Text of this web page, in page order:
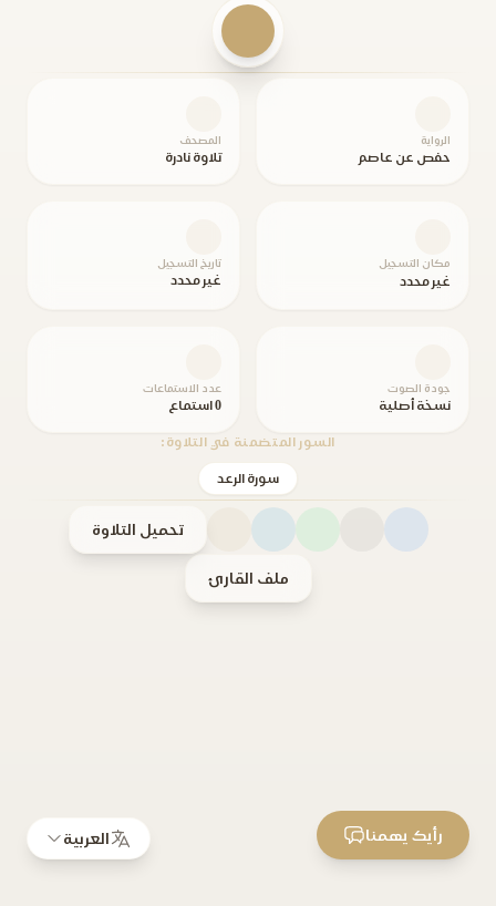
الرواية
حفص عن عاصم
المصحف
تلاوة نادرة
مكان التسجيل
غير محدد
تاريخ التسجيل
غير محدد
جودة الصوت
نسخة أصلية
عدد الاستماعات
0 استماع
السور المتضمنة في التلاوة:
سورة الرعد
تحميل التلاوة
ملف القارئ
العربية رأيك يهمنا